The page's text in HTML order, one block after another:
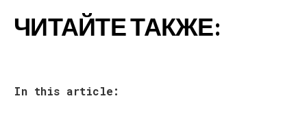
ЧИТАЙТЕ ТАКЖЕ:
In this article: